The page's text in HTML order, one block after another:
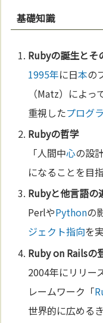
基礎知識
Rubyの誕生とそ
1995年に日本の
（Matz）によっ
重視したプログ
Rubyの哲学
「人間中心の設
になることを目
Rubyと他言語の
PerlやPythonの
ジェクト指向を
Rubyon Railsの
2004年にリリー
レームワーク「
世界的に広める